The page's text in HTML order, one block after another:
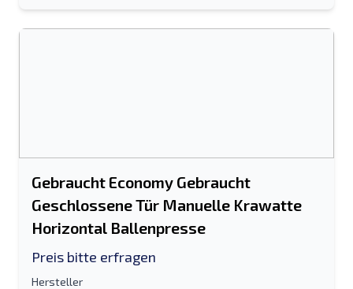
Gebraucht Economy Gebraucht
Geschlossene Tür Manuelle Krawatte
Horizontal Ballenpresse
Preis bitte erfragen
Hersteller